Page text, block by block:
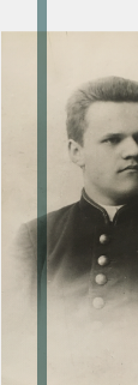
Obraz (old)